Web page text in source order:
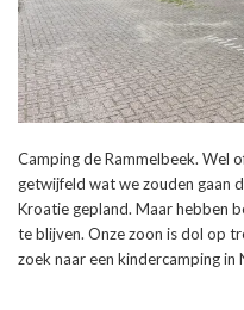
Camping de Rammelbeek. Wel
getwijfeld wat we zouden gaan
Kroatie gepland. Maar hebben
te blijven. Onze zoon is dol op
zoek naar een kindercamping